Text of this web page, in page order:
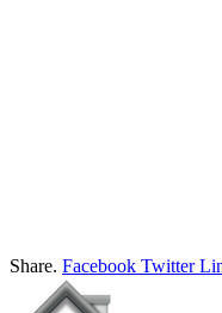
Share. Facebook Twitter